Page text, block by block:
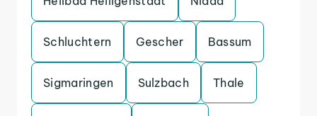
Schluchtern Gescher Bassum
Sigmaringen Sulzbach Thale